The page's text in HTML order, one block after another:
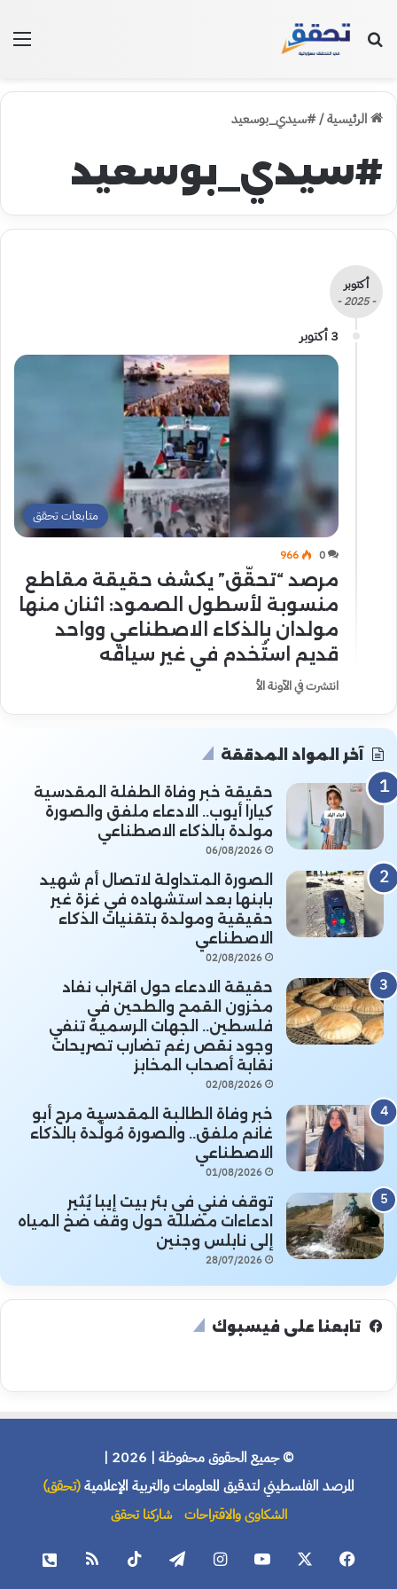
بحث عن
الرئيسية/#سيدي_بوسعيد
#سيدي_بوسعيد
أكتوبر
- 2025 -
3 أكتوبر
متابعات تحقق
0
966
مرصد “تحقّق” يكشف حقيقة مقاطع
منسوبة لأسطول الصمود: اثنان منها
مولدان بالذكاء الاصطناعي وواحد
قديم استُخدم في غير سياقه
انتشرت في الآونة الأ
آخر المواد المدققة
حقيقة خبر وفاة الطفلة المقدسية
كيارا أيوب.. الادعاء ملفق والصورة
مولدة بالذكاء الاصطناعي
06/08/2026
الصورة المتداولة لاتصال أم شهيد
بابنها بعد استشهاده في غزة غير
حقيقية ومولدة بتقنيات الذكاء
الاصطناعي
02/08/2026
حقيقة الادعاء حول اقتراب نفاد
مخزون القمح والطحين في
فلسطين.. الجهات الرسمية تنفي
وجود نقص رغم تضارب تصريحات
نقابة أصحاب المخابز
02/08/2026
خبر وفاة الطالبة المقدسية مرح أبو
غانم ملفق.. والصورة مُولَّدة بالذكاء
الاصطناعي
01/08/2026
توقف فني في بئر بيت إيبا يُثير
ادعاءات مضللة حول وقف ضخ المياه
إلى نابلس وجنين
28/07/2026
تابعنا على فيسبوك
© جميع الحقوق محفوظة | 2026 |
المرصد الفلسطيني لتدقيق المعلومات والتربية الإعلامية(تحقق)
الشكاوى والاقتراحات شاركنا تحقق
فيسبوك يوتيوب انستقرام تيلقرام ‫TikTok ملخص